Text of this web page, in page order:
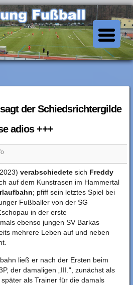
Fussball
der Schiedsrichtergilde
adios +++
verabschiedetesich Freddy
auf dem Kunstrasen im Hammertal
; pfiff sein letztes Spiel bei
Fußballer von der SG
in der erste
ebenso jungen SV Barkas
mehrere Leben auf und neben
ließ er nach der Ersten beim
der damaligen „III.“, zunächst als
als Trainer für die damals